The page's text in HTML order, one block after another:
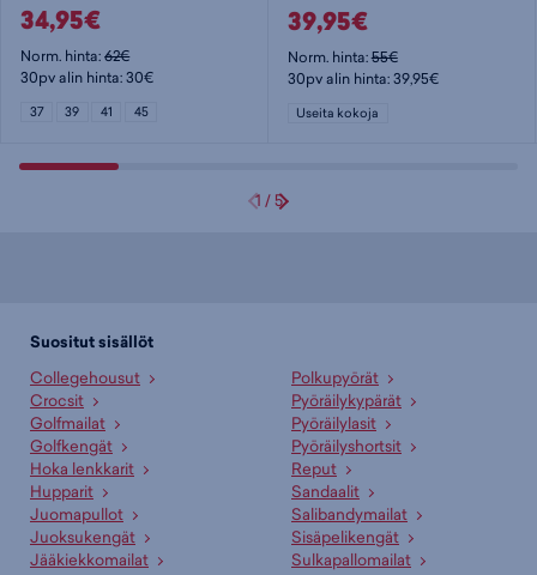
34,95€
Norm. hinta:62€
30pv alin hinta: 30€
37 39 41 45
39,95€
Norm. hinta:55€
30pv alin hinta: 39,95€
Useita kokoja
1 /5
Suositut sisällöt
Collegehousut
Crocsit
Golfmailat
Golfkengät
Hoka lenkkarit
Hupparit
Juomapullot
Juoksukengät
Jääkiekkomailat
Polkupyörät
Pyöräilykypärät
Pyöräilylasit
Pyöräilyshortsit
Reput
Sandaalit
Salibandymailat
Sisäpelikengät
Sulkapallomailat